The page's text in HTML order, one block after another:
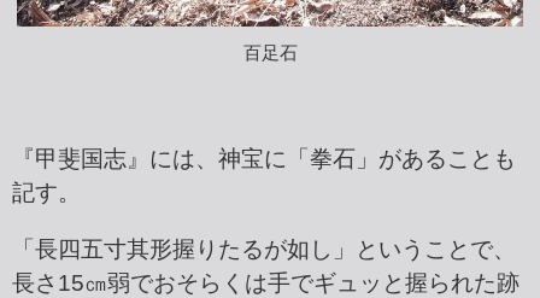
百足石
『甲斐国志』には、神宝に「拳石」があることも
記す。
「長四五寸其形握りたるが如し」ということで、
長さ15㎝弱でおそらくは手でギュッと握られた跡